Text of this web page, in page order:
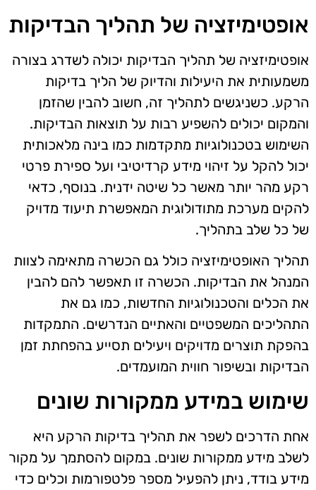
אופטימיזציה של תהליך הבדיקות
אופטימיזציה של תהליך הבדיקות יכולה לשדרג בצורה
משמעותית את היעילות והדיוק של הליך בדיקות
הרקע. כשניגשים לתהליך זה, חשוב להבין שהזמן
והמקום יכולים להשפיע רבות על תוצאות הבדיקות.
השימוש בטכנולוגיות מתקדמות כמו בינה מלאכותית
יכול להקל על זיהוי מידע קרדיטיבי ועל ספירת פרטי
רקע מהר יותר מאשר כל שיטה ידנית. בנוסף, כדאי
להקים מערכת מתודולוגית המאפשרת תיעוד מדויק
של כל שלב בתהליך.
תהליך האופטימיזציה כולל גם הכשרה מתאימה לצוות
המנהל את הבדיקות. הכשרה זו תאפשר להם להבין
את הכלים והטכנולוגיות החדשות, כמו גם את
התהליכים המשפטיים והאתיים הנדרשים. התמקדות
בהפקת תוצרים מדויקים ויעילים תסייע בהפחתת זמן
הבדיקות ובשיפור חווית המועמדים.
שימוש במידע ממקורות שונים
אחת הדרכים לשפר את תהליך בדיקות הרקע היא
לשלב מידע ממקורות שונים. במקום להסתמך על מקור
מידע בודד, ניתן להפעיל מספר פלטפורמות וכלים כדי